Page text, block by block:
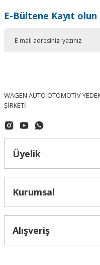
E-Bültene Kayıt olun
WAGEN AUTO OTOMOTİV
ŞİRKETİ
Üyelik
Kurumsal
Alışveriş